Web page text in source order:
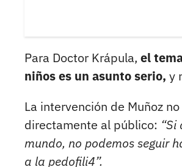
Para Doctor Krápula, el
niños es un asunto serio, y
La intervención de Muñoz
directamente al público:
mundo, no podemos seguir
a la pedofili4”.